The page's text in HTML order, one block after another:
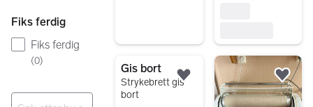
Fiks ferdig
Fiks ferdig
(0)
Gis bort
Strykebrett gis
bort
Legg til som favoritt.